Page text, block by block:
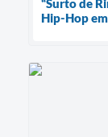
“Surto de
Hip-Hop